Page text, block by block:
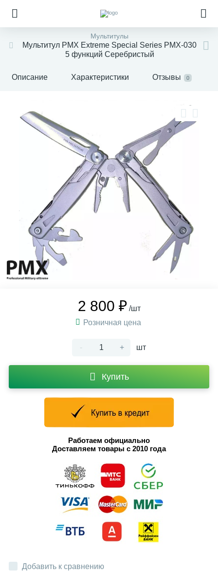
Мультитулы
Мультитул PMX Extreme Special Series PMX-030
5 функций Серебристый
Описание Характеристики Отзывы 0
2 800 ₽ /шт
Розничная цена
- + шт
Купить
Работаем официально
Доставляем товары с 2010 года
Добавить к сравнению